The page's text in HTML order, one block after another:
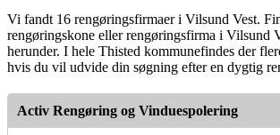
Vi fandt 16 rengøringsfirmaer i Vilsund Vest.
rengøringskone eller rengøringsfirma i Vilsund
herunder. I hele Thisted kommunefindes der
hvis du vil udvide din søgning efter en dygtig
Activ Rengøring og Vinduespolering